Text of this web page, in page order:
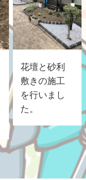
花壇と砂利
敷きの施工
を行いまし
た。